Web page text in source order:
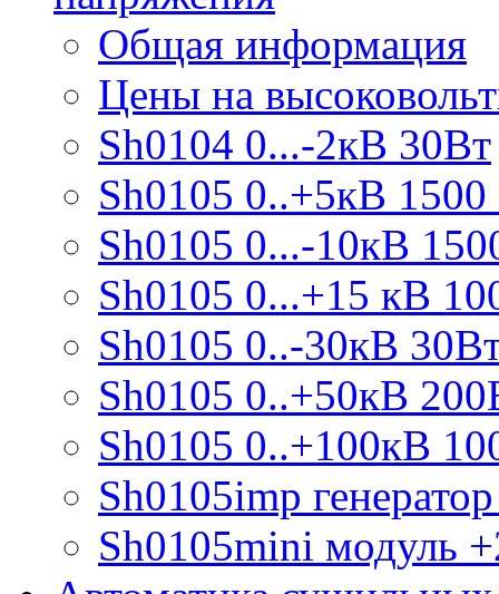
Общая информация
Цены на
Sh0104 0...-2кВ 30Вт
Sh0105 0..+5кВ
Sh0105 0...-10кВ
Sh0105 0...+15 кВ
Sh0105 0..-30кВ
Sh0105 0..+50кВ
Sh0105 0..+100кВ
Sh0105imp
Sh0105mini модуль